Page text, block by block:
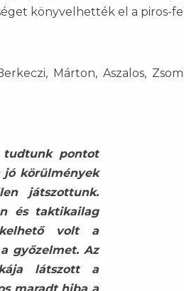
könyvelhették el a piros-
Márton, Aszalos,
pontot
jó körülmények
játszottunk.
és taktikailag
volt a
győzelmet. Az
látszott a